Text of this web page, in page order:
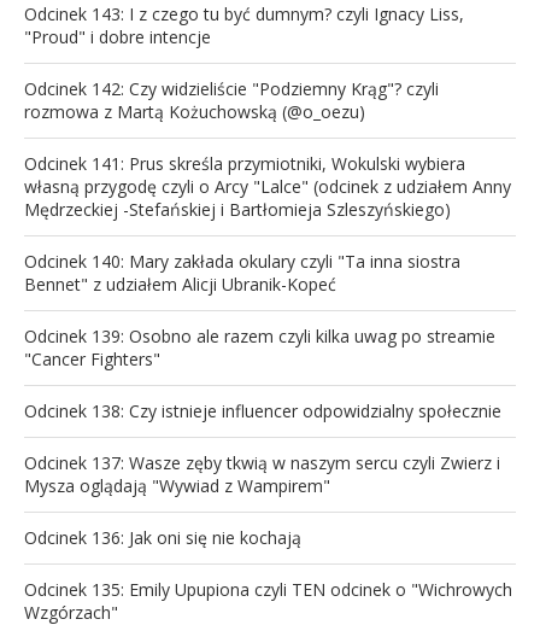
Odcinek 143: I z czego tu być dumnym? czyli Ignacy Liss,
"Proud" i dobre intencje
Odcinek 142: Czy widzieliście "Podziemny Krąg"? czyli
rozmowa z Martą Kożuchowską (@o_oezu)
Odcinek 141: Prus skreśla przymiotniki, Wokulski wybiera
własną przygodę czyli o Arcy "Lalce" (odcinek z udziałem Anny
Mędrzeckiej -Stefańskiej i Bartłomieja Szleszyńskiego)
Odcinek 140: Mary zakłada okulary czyli "Ta inna siostra
Bennet" z udziałem Alicji Ubranik-Kopeć
Odcinek 139: Osobno ale razem czyli kilka uwag po streamie
"Cancer Fighters"
Odcinek 138: Czy istnieje influencer odpowidzialny społecznie
Odcinek 137: Wasze zęby tkwią w naszym sercu czyli Zwierz i
Mysza oglądają "Wywiad z Wampirem"
Odcinek 136: Jak oni się nie kochają
Odcinek 135: Emily Upupiona czyli TEN odcinek o "Wichrowych
Wzgórzach"